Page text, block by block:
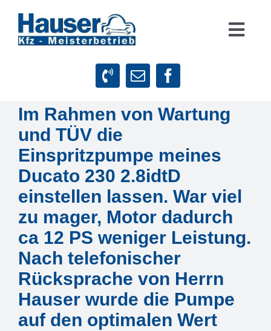
Inhalt
springen
Startseite
Leistungen
Firmenphilosophie
Kundenstimmen
Mitarbeiter
Karriere
Im Rahmen von Wartung
und TÜV die
Einspritzpumpe meines
Ducato 230 2.8idtD
einstellen lassen. War viel
zu mager, Motor dadurch
ca 12 PS weniger Leistung.
Nach telefonischer
Rücksprache von Herrn
Hauser wurde die Pumpe
auf den optimalen Wert